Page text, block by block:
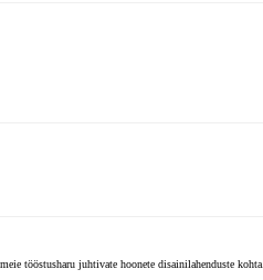
tööstusharu juhtivate hoonete disainilahenduste kohta.